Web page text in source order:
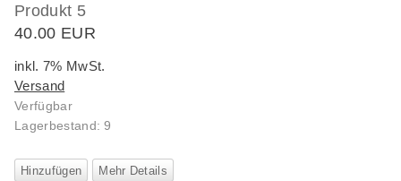
Produkt 5
40.00 EUR
inkl. 7% MwSt.
Versand
Verfügbar
Lagerbestand: 9
Hinzufügen Mehr Details